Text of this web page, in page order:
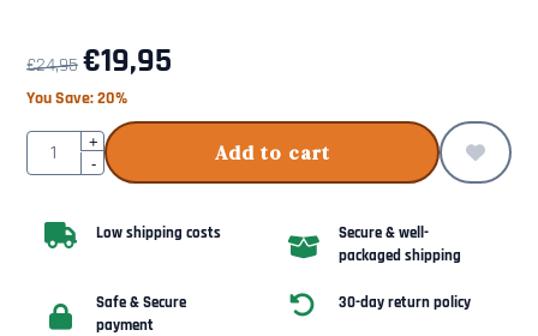
€24,95€19,95
You Save:20%
Quantity+
-
Add to cart
Low shipping costs
Secure & well-
packaged shipping
Safe & Secure
payment
30-day return policy